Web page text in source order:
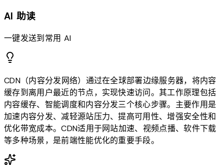
AI 助读
一键发送到常用 AI
CDN（内容分发网络）通过在全球部署边缘服务器，将内容
缓存到离用户最近的节点，实现快速访问。其工作原理包括
内容缓存、智能调度和内容分发三个核心步骤。主要作用是
加速内容分发、减轻源站压力、提高可用性、增强安全性和
优化带宽成本。CDN适用于网站加速、视频点播、软件下载
等多种场景，是前端性能优化的重要手段。